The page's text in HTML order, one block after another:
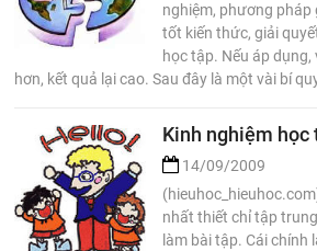
nghiệm, phương pháp
tốt kiến thức, giải
học tập. Nếu áp dụng,
hơn, kết quả lại cao. Sau đây là một vài bí
Kinh nghiệm học
14/09/2009
nhất thiết chỉ tập
làm bài tập. Cái chính